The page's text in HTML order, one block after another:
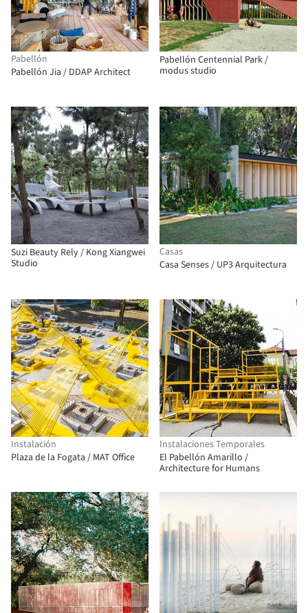
Pabellón
Pabellón Jia / DDAP Architect
Pabellón Centennial Park /
modus studio
Suzi Beauty Rely / Kong Xiangwei
Studio
Casas
Casa Senses / UP3 Arquitectura
Instalación
Plaza de la Fogata / MAT Office
Instalaciones Temporales
El Pabellón Amarillo /
Architecture for Humans